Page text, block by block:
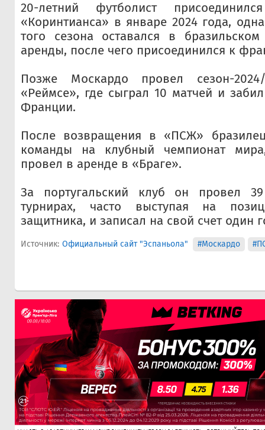
20-летний футболист
«Коринтианса» в январе 2024 года,
того сезона оставался в
аренды, после чего присоединился к
Позже Москардо провел сезон-
«Реймсе», где сыграл 10 матчей и
Франции.
После возвращения в «ПСЖ»
команды на клубный чемпионат
провел в аренде в «Браге».
За португальский клуб он провел
турнирах, часто выступая на
защитника, и записал на свой счет один
Источник: Официальный сайт "Эспаньола" #Москардо